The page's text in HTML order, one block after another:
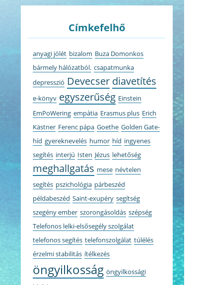
Címkefelhő
anyagi jólét bizalom Buza Domonkos
bármely hálózatból. csapatmunka
depresszió Devecser diavetítés
e-könyv egyszerűség Einstein
EmPoWering empátia Erasmus plus Erich
Kästner Ferenc pápa Goethe Golden Gate-
híd gyereknevelés humor híd ingyenes
segítés interjú Isten Jézus lehetőség
meghallgatás mese névtelen
segítés pszichológia párbeszéd
példabeszéd Saint-exupéry segítség
szegény ember szorongásoldás szépség
Telefonos lelki-elsősegély szolgálat
telefonos segítés telefonszolgálat túlélés
érzelmi stabilitás ítélkezés
öngyilkosság öngyilkossági